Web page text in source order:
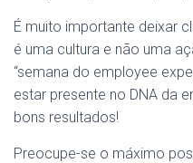
É muito importante deixar
é uma cultura e não uma
“semana do employee
estar presente no DNA da
bons resultados!
Preocupe-se o máximo